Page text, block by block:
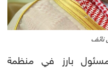
نائف
بارز في منظمة